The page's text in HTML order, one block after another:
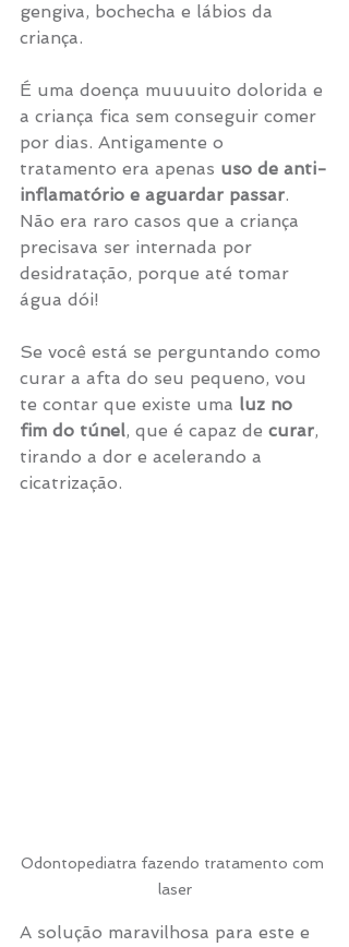
gengiva, bochecha e lábios da
criança.
É uma doença muuuuito dolorida e
a criança fica sem conseguir comer
por dias. Antigamente o
tratamento era apenas uso de anti-
inflamatório e aguardar passar.
Não era raro casos que a criança
precisava ser internada por
desidratação, porque até tomar
água dói!
Se você está se perguntando como
curar a afta do seu pequeno, vou
te contar que existe uma luz no
fim do túnel, que é capaz de curar,
tirando a dor e acelerando a
cicatrização.
Odontopediatra fazendo tratamento com
laser
A solução maravilhosa para este e